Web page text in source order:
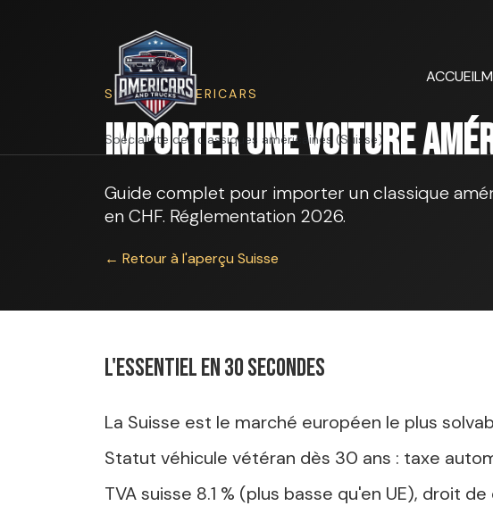
ACCUEIL
Spécialiste des classiques américaines (Suisse)
SUISSE · AMERICARS
Importer une voiture
Guide complet pour importer un classique
en CHF. Réglementation 2026.
← Retour à l'aperçu Suisse
L'essentiel en 30 secondes
La Suisse est le marché européen le plus
Statut véhicule vétéran dès 30 ans : taxe
TVA suisse 8.1 % (plus basse qu'en UE), droit